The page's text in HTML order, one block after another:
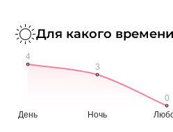
Для какого